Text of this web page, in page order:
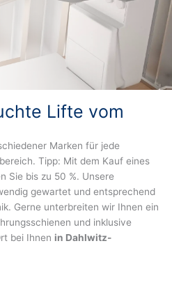
Lifte vom
Marken für jede
Tipp: Mit dem Kauf eines
Sie bis zu 50 %. Unsere
gewartet und entsprechend
Gerne unterbreiten wir Ihnen ein
und inklusive
bei Ihnen in Dahlwitz-